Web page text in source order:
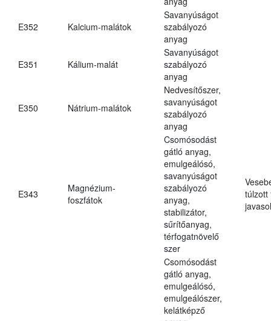
E352 Kalcium-malátok
Savanyúságot
szabályozó
anyag
E351 Kálium-malát
Savanyúságot
szabályozó
anyag
E350 Nátrium-malátok
Nedvesítőszer,
savanyúságot
szabályozó
anyag
E343
Magnézium-
foszfátok
Csomósodást
gátló anyag,
emulgeálósó,
savanyúságot
szabályozó
anyag,
stabilizátor,
sűrítőanyag,
térfogatnövelő
szer
túlzott
Csomósodást
gátló anyag,
emulgeálósó,
emulgeálószer,
kelátképző